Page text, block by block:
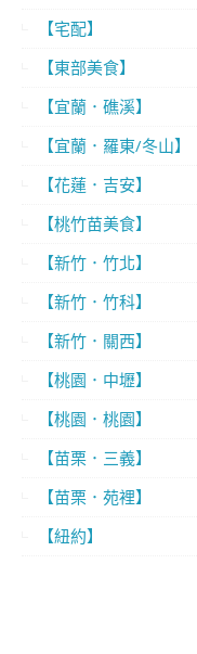
【宅配】
【東部美食】
【宜蘭．礁溪】
【宜蘭．羅東/冬山】
【花蓮．吉安】
【桃竹苗美食】
【新竹．竹北】
【新竹．竹科】
【新竹．關西】
【桃園．中壢】
【桃園．桃園】
【苗栗．三義】
【苗栗．苑裡】
【紐約】